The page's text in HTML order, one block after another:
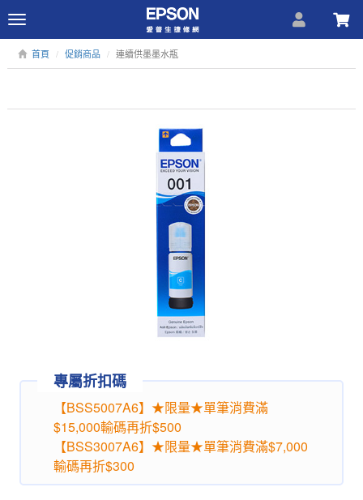
Toggle
navigation
首頁 促銷商品 連續供墨墨水瓶
專屬折扣碼
【BSS5007A6】★限量★單筆消費滿
$15,000輸碼再折$500
【BSS3007A6】★限量★單筆消費滿$7,000
輸碼再折$300